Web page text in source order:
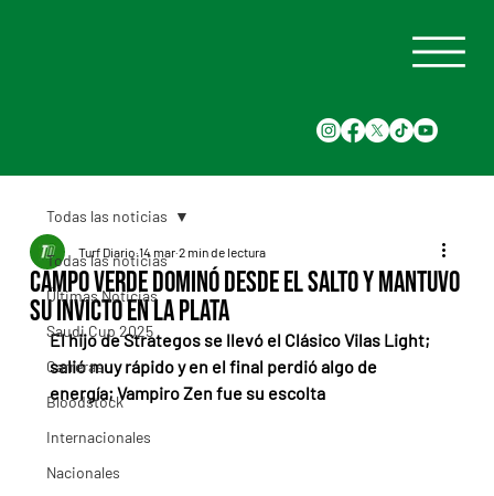
Todas las noticias
Últimas Noticias
Saudi Cup 2025
Carreras
Bloodstock
Internacionales
Nacionales
Todas las noticias
Campo Verde dominó desde el salto y mantuvo
su invicto en La Plata
Turf Diario 14 mar 2 min de lectura
El hijo de Strategos se llevó el Clásico Vilas Light;
salió muy rápido y en el final perdió algo de
energía; Vampiro Zen fue su escolta